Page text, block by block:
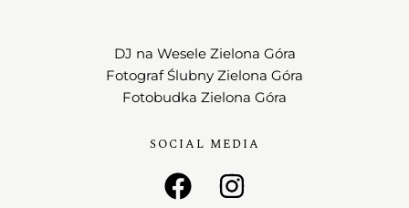
DJ na Wesele Zielona Góra
Fotograf Ślubny Zielona Góra
Fotobudka Zielona Góra
SOCIAL MEDIA